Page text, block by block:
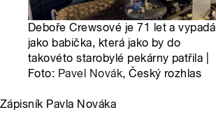
Deboře Crewsové je 71 let a vypadá
jako babička, která jako by do
takovéto starobylé pekárny patřila |
Foto: Pavel Novák, Český rozhlas
Zápisník Pavla Nováka